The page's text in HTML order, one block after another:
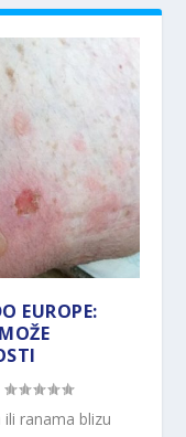
EUROPE:
ranama blizu